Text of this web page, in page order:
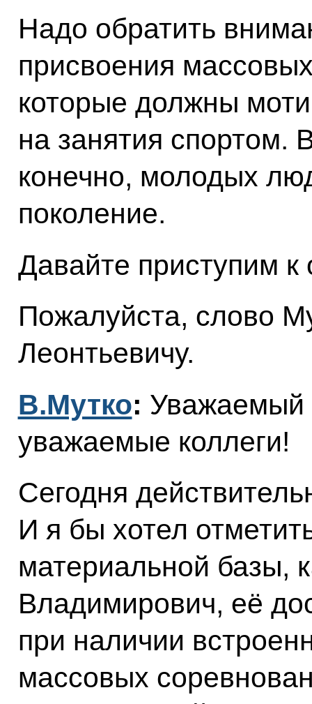
Надо обратить
присвоения
которые должны
на занятия спортом.
конечно, молодых
поколение.
Давайте приступим
Пожалуйста, слово
Леонтьевичу.
В.Мутко: Уважаемый
уважаемые коллеги!
Сегодня
И я бы хотел
материальной базы,
Владимирович, её
при наличии
массовых